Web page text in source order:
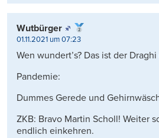
Wutbürger
01.11.2021 um 07:23
Wen wundert’s? Das ist der
Pandemie:
Dummes Gerede und
ZKB: Bravo Martin Scholl! Weiter
endlich einkehren.